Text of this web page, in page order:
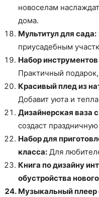
новоселам
дома.
Мультитул для сада:
приусадебным
Набор
Практичный
Красивый плед из
Добавит уюта и
Дизайнерская ваза
создаст
Набор для
класса: Для
Книга по дизайну
обустройства
Музыкальный плеер